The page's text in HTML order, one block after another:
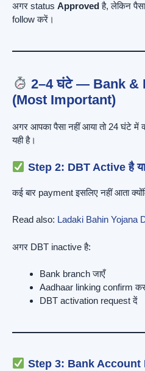
अगर status Approvedहै, लेकिन
follow करें।
2–4 घंटे — Bank &
(Most Important)
अगर आपका पैसा नहीं आया तो 24 घंटे
यही है।
Step 2: DBT Active है
कई बार payment इसलिए नहीं आता
Read also: Ladaki Bahin Yojana
अगर DBT inactive है:
Bank branch जाएँ
Aadhaar linking confirm
DBT activation request दें
Step 3: Bank Account